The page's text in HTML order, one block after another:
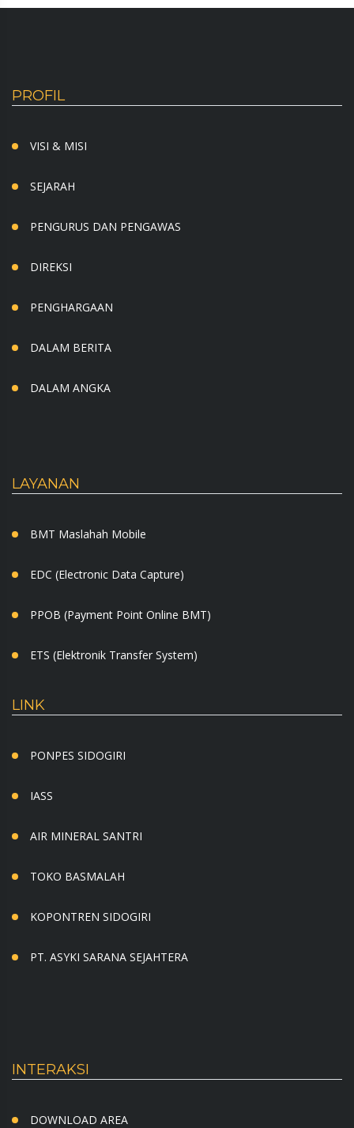
PROFIL
VISI & MISI
SEJARAH
PENGURUS DAN PENGAWAS
DIREKSI
PENGHARGAAN
DALAM BERITA
DALAM ANGKA
LAYANAN
BMT Maslahah Mobile
EDC (Electronic Data Capture)
PPOB (Payment Point Online BMT)
ETS (Elektronik Transfer System)
LINK
PONPES SIDOGIRI
IASS
AIR MINERAL SANTRI
TOKO BASMALAH
KOPONTREN SIDOGIRI
PT. ASYKI SARANA SEJAHTERA
INTERAKSI
DOWNLOAD AREA